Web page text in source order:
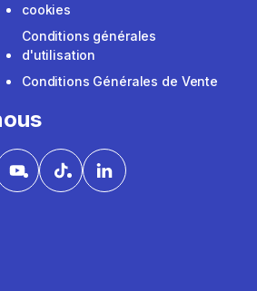
cookies
Conditions générales
d'utilisation
Conditions Générales de Vente